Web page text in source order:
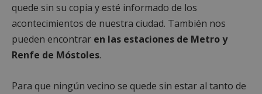
quede sin su copia y esté informado de los
acontecimientos de nuestra ciudad. También nos
pueden encontrar en las estaciones de Metro y
Renfe de Móstoles.
Para que ningún vecino se quede sin estar al tanto de